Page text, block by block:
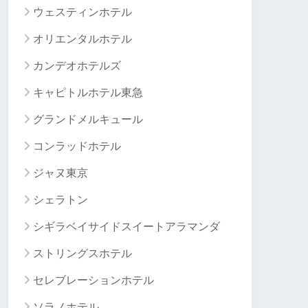
ウェスティンホテル
オリエンタルホテル
カンデオホテルズ
キャピトルホテル東急
グランドメルキュール
コンラッドホテル
ジャヌ東京
シェラトン
シギラベイサイドスイートアラマンダ
ストリングスホテル
セレブレーションホテル